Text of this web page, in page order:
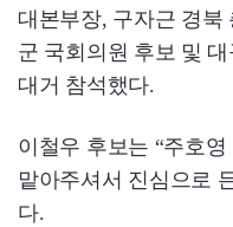
대본부장, 구자근 경북
군 국회의원 후보 및 대
대거 참석했다.
이철우 후보는 “주호
맡아주셔서 진심으로
다.